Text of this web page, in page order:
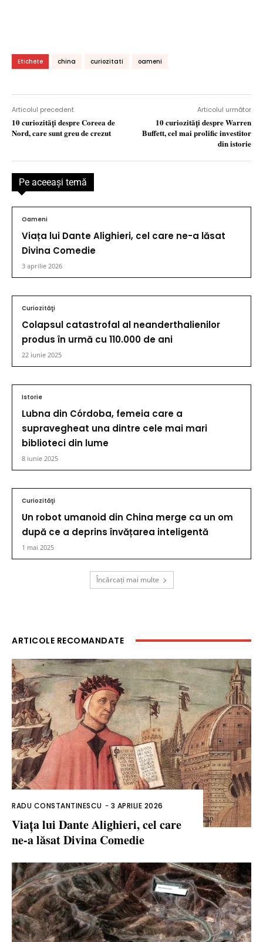
Etichete china curiozitati oameni
Articolul precedent
10 curiozităţi despre Coreea de
Nord, care sunt greu de crezut
Articolul următor
10 curiozităţi despre Warren
Buffett, cel mai prolific investitor
din istorie
Pe aceeaşi temă
Oameni
Viața lui Dante Alighieri, cel care ne-a lăsat
Divina Comedie
3 aprilie 2026
Curiozităţi
Colapsul catastrofal al neanderthalienilor
produs în urmă cu 110.000 de ani
22 iunie 2025
Istorie
Lubna din Córdoba, femeia care a
supravegheat una dintre cele mai mari
biblioteci din lume
8 iunie 2025
Curiozităţi
Un robot umanoid din China merge ca un om
după ce a deprins învățarea inteligentă
1 mai 2025
Încărcați mai multe
ARTICOLE RECOMANDATE
RADU CONSTANTINESCU - 3 APRILIE 2026
Viața lui Dante Alighieri, cel care
ne-a lăsat Divina Comedie